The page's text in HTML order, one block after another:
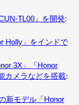
TL00」を開発:
Holly」をインドで
3X」「Honor
カメラなどを搭載:
新モデル「Honor